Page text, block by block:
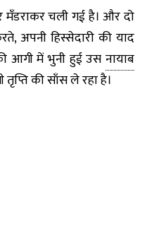
चली गई है। और दो
अपनी हिस्सेदारी की याद
आगी में भुनी हुई उस नायाब
की साँस ले रहा है।